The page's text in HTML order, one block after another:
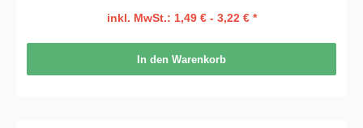
inkl. MwSt.: 1,49 € - 3,22 € *
In den Warenkorb